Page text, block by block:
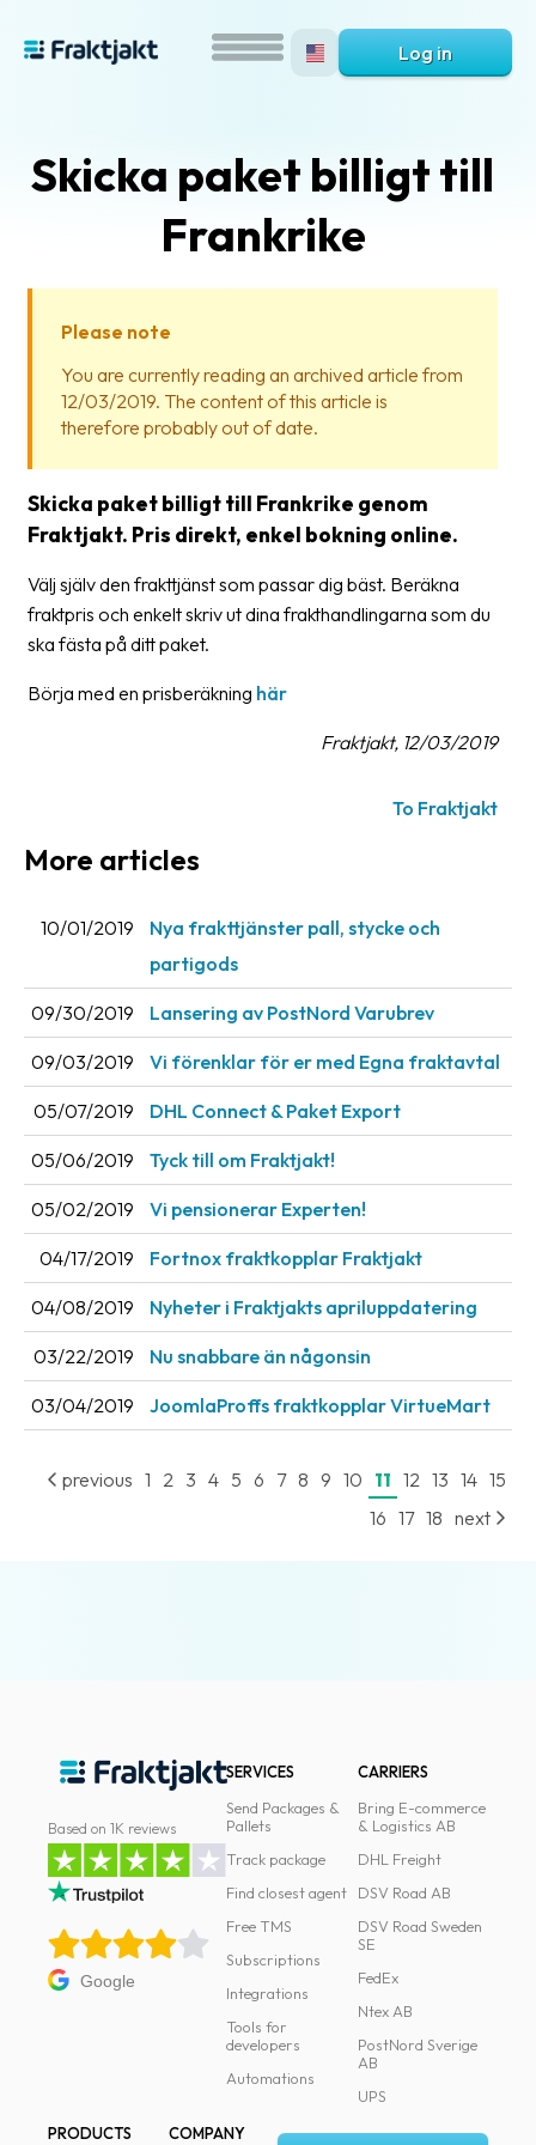
is
Fraktjakt?
Help?
FAQ
Packing
documents
declarations
terms
Manuals
Downloads
Barcode
Support
About
the
company
About
Coworkers
Terms
and
Privacy
Log in
Skicka paket billigt till
Frankrike
Please note
You are currently reading an archived article from
12/03/2019. The content of this article is
therefore probably out of date.
Skicka paket billigt till Frankrike genom
Fraktjakt. Pris direkt, enkel bokning online.
Välj själv den frakttjänst som passar dig bäst. Beräkna
fraktpris och enkelt skriv ut dina frakthandlingarna som du
ska fästa på ditt paket.
Börja med en prisberäkning här
Fraktjakt, 12/03/2019
To Fraktjakt
More articles
10/01/2019
Nya frakttjänster pall, stycke och
partigods
09/30/2019 Lansering av PostNord Varubrev
09/03/2019 Vi förenklar för er med Egna fraktavtal
05/07/2019 DHL Connect & Paket Export
05/06/2019 Tyck till om Fraktjakt!
05/02/2019 Vi pensionerar Experten!
04/17/2019 Fortnox fraktkopplar Fraktjakt
04/08/2019 Nyheter i Fraktjakts apriluppdatering
03/22/2019 Nu snabbare än någonsin
03/04/2019 JoomlaProffs fraktkopplar VirtueMart
previous 1 2 3 4 5 6 7 8 9 10 11 12 13 14 15
16 17 18 next
Based on 1K reviews
Google
SERVICES
Send Packages &
Pallets
Track package
Find closest agent
Free TMS
Subscriptions
Integrations
Tools for
developers
Automations
CARRIERS
Bring E-commerce
& Logistics AB
DHL Freight
DSV Road AB
DSV Road Sweden
SE
FedEx
Ntex AB
PostNord Sverige
AB
UPS
PRODUCTS
COMPANY